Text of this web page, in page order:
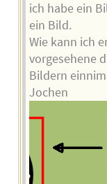
ich habe ein
ein Bild.
Wie kann ich
vorgesehene
Bildern
Jochen